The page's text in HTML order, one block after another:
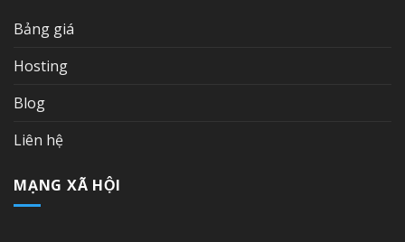
Bảng giá
Hosting
Blog
Liên hệ
MẠNG XÃ HỘI